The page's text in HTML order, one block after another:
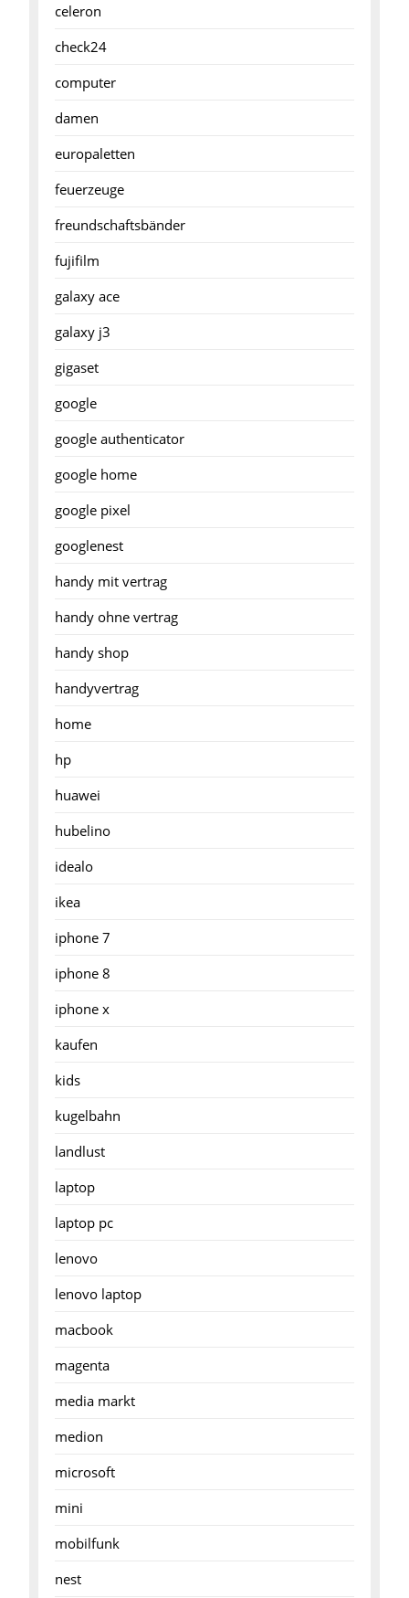
celeron
check24
computer
damen
europaletten
feuerzeuge
freundschaftsbänder
fujifilm
galaxy ace
galaxy j3
gigaset
google
google authenticator
google home
google pixel
googlenest
handy mit vertrag
handy ohne vertrag
handy shop
handyvertrag
home
hp
huawei
hubelino
idealo
ikea
iphone 7
iphone 8
iphone x
kaufen
kids
kugelbahn
landlust
laptop
laptop pc
lenovo
lenovo laptop
macbook
magenta
media markt
medion
microsoft
mini
mobilfunk
nest